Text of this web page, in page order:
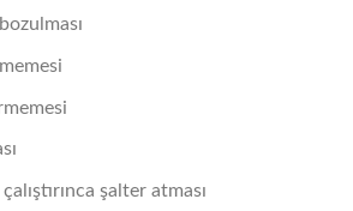
şalter atması